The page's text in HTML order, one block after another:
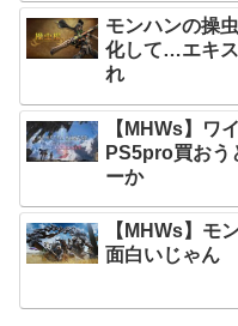
モンハンの操
化して…エキ
れ
【MHWs】ワ
PS5pro買おう
ーか
【MHWs】モ
面白いじゃん